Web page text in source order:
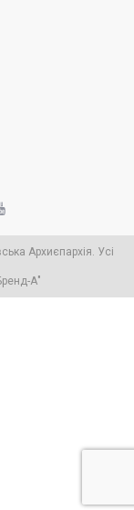
Архиєпархія. Усі
А"